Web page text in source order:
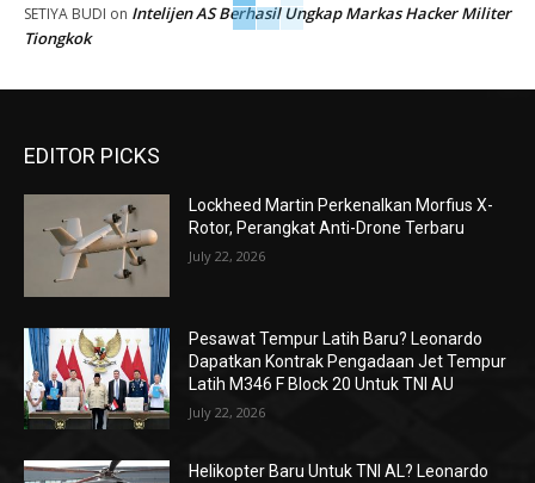
SETIYA BUDI on Intelijen AS Berhasil Ungkap Markas Hacker Militer
Tiongkok
EDITOR PICKS
Lockheed Martin Perkenalkan Morfius X-
Rotor, Perangkat Anti-Drone Terbaru
July 22, 2026
Pesawat Tempur Latih Baru? Leonardo
Dapatkan Kontrak Pengadaan Jet Tempur
Latih M346 F Block 20 Untuk TNI AU
July 22, 2026
Helikopter Baru Untuk TNI AL? Leonardo